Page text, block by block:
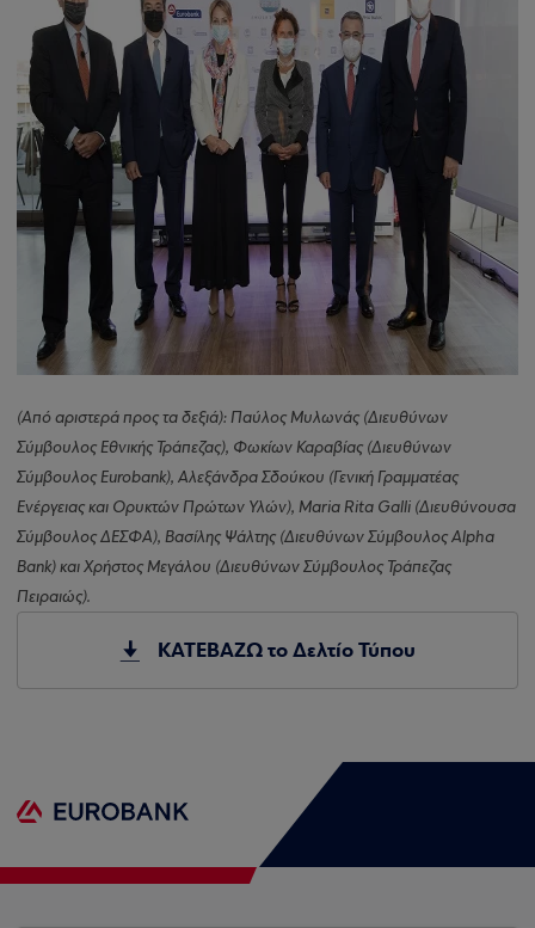
(Από αριστερά προς τα δεξιά): Παύλος Μυλωνάς (Διευθύνων
Σύμβουλος Εθνικής Τράπεζας), Φωκίων Καραβίας (Διευθύνων
Σύμβουλος Eurobank), Αλεξάνδρα Σδούκου (Γενική Γραμματέας
Ενέργειας και Ορυκτών Πρώτων Υλών), Maria Rita Galli (Διευθύνουσα
Σύμβουλος ΔΕΣΦΑ), Βασίλης Ψάλτης (Διευθύνων Σύμβουλος Alpha
Bank) και Χρήστος Μεγάλου (Διευθύνων Σύμβουλος Τράπεζας
Πειραιώς).
ΚΑΤΕΒΑΖΩ το Δελτίο Τύπου